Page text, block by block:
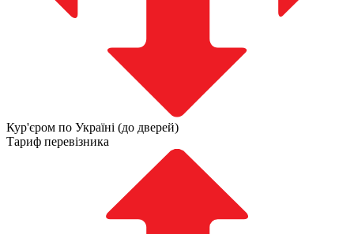
Кур'єром по Україні (до дверей)
Тариф перевізника